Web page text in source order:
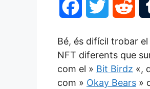
c
e
i
t
d
d
Bé, és difícil trobar
NFT diferents que
com el » Bit Birdz «,
com » Okay Bears »